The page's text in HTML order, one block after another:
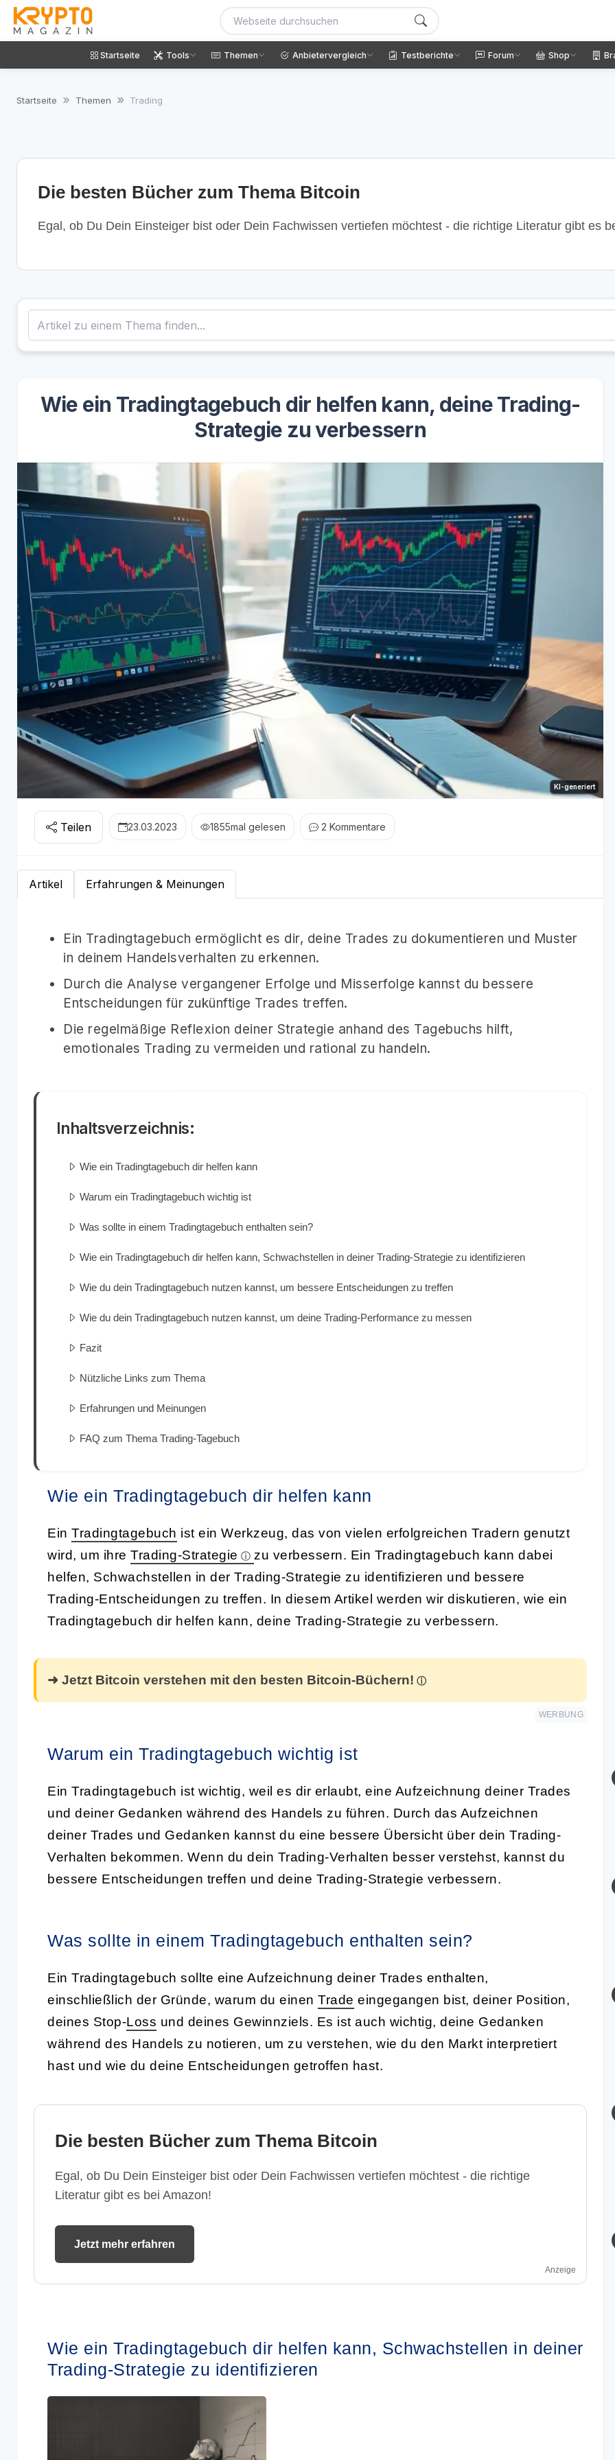
Startseite Tools Themen Anbietervergleich Testberichte Forum Shop
Startseite Themen Trading
Die besten Bücher zum Thema Bitcoin
Egal, ob Du Dein Einsteiger bist oder Dein Fachwissen vertiefen möchtest - die richtige Literatur gibt es
Wie ein Tradingtagebuch dir helfen kann, deine Trading-
Strategie zu verbessern
KI-generiert
Teilen 23.03.2023 1855mal gelesen 2 Kommentare
Artikel Erfahrungen & Meinungen
Ein Tradingtagebuch ermöglicht es dir, deine Trades zu dokumentieren und Muster
in deinem Handelsverhalten zu erkennen.
Durch die Analyse vergangener Erfolge und Misserfolge kannst du bessere
Entscheidungen für zukünftige Trades treffen.
Die regelmäßige Reflexion deiner Strategie anhand des Tagebuchs hilft,
emotionales Trading zu vermeiden und rational zu handeln.
Inhaltsverzeichnis:
Wie ein Tradingtagebuch dir helfen kann
Warum ein Tradingtagebuch wichtig ist
Was sollte in einem Tradingtagebuch enthalten sein?
Wie ein Tradingtagebuch dir helfen kann, Schwachstellen in deiner Trading-Strategie zu identifizieren
Wie du dein Tradingtagebuch nutzen kannst, um bessere Entscheidungen zu treffen
Wie du dein Tradingtagebuch nutzen kannst, um deine Trading-Performance zu messen
Fazit
Nützliche Links zum Thema
Erfahrungen und Meinungen
FAQ zum Thema Trading-Tagebuch
Wie ein Tradingtagebuch dir helfen kann
Ein Tradingtagebuch ist ein Werkzeug, das von vielen erfolgreichen Tradern genutzt
wird, um ihre Trading-Strategie
zu verbessern. Ein Tradingtagebuch kann dabei
helfen, Schwachstellen in der Trading-Strategie zu identifizieren und bessere
Trading-Entscheidungen zu treffen. In diesem Artikel werden wir diskutieren, wie ein
Tradingtagebuch dir helfen kann, deine Trading-Strategie zu verbessern.
➜ Jetzt Bitcoin verstehen mit den besten Bitcoin-Büchern!
WERBUNG
Warum ein Tradingtagebuch wichtig ist
Ein Tradingtagebuch ist wichtig, weil es dir erlaubt, eine Aufzeichnung deiner Trades
und deiner Gedanken während des Handels zu führen. Durch das Aufzeichnen
deiner Trades und Gedanken kannst du eine bessere Übersicht über dein Trading-
Verhalten bekommen. Wenn du dein Trading-Verhalten besser verstehst, kannst du
bessere Entscheidungen treffen und deine Trading-Strategie verbessern.
Was sollte in einem Tradingtagebuch enthalten sein?
Ein Tradingtagebuch sollte eine Aufzeichnung deiner Trades enthalten,
einschließlich der Gründe, warum du einen Trade eingegangen bist, deiner Position,
deines Stop-Loss und deines Gewinnziels. Es ist auch wichtig, deine Gedanken
während des Handels zu notieren, um zu verstehen, wie du den Markt interpretiert
hast und wie du deine Entscheidungen getroffen hast.
Die besten Bücher zum Thema Bitcoin
Egal, ob Du Dein Einsteiger bist oder Dein Fachwissen vertiefen möchtest - die richtige
Literatur gibt es bei Amazon!
Jetzt mehr erfahren
Anzeige
Wie ein Tradingtagebuch dir helfen kann, Schwachstellen in deiner
Trading-Strategie zu identifizieren